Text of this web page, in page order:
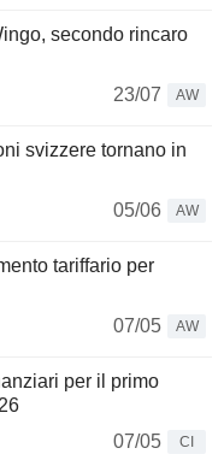
secondo rincaro
23/07
AW
svizzere tornano in
05/06
AW
tariffario per
07/05
AW
per il primo
07/05
CI